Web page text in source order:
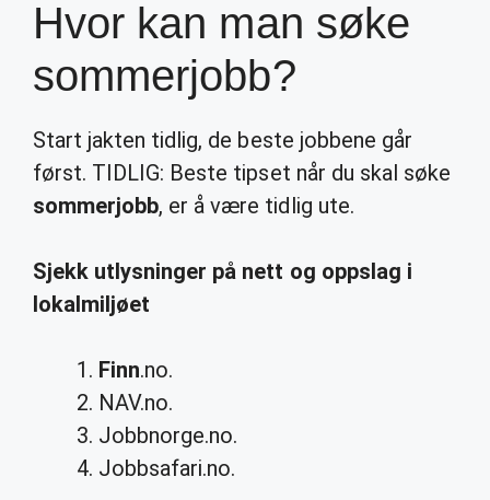
Hvor kan man søke
sommerjobb?
Start jakten tidlig, de beste jobbene går
først. TIDLIG: Beste tipset når du skal søke
sommerjobb, er å være tidlig ute.
Sjekk utlysninger på nett og oppslag i
lokalmiljøet
Finn.no.
NAV.no.
Jobbnorge.no.
Jobbsafari.no.